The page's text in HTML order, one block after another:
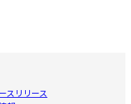
スリリース